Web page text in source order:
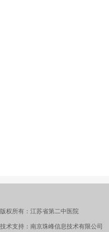
版权所有：江苏省第二中医院
技术支持：南京珠峰信息技术有限公司